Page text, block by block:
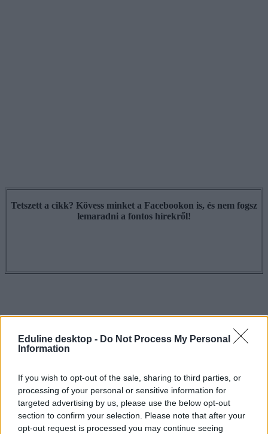
Eduline desktop - Do Not Process My Personal
Information
If you wish to opt-out of the sale, sharing to third parties, or
processing of your personal or sensitive information for
targeted advertising by us, please use the below opt-out
section to confirm your selection. Please note that after your
opt-out request is processed you may continue seeing
Tetszett a cikk? Kövess minket a Facebookon is, és nem fogsz
lemaradni a fontos hírekről!